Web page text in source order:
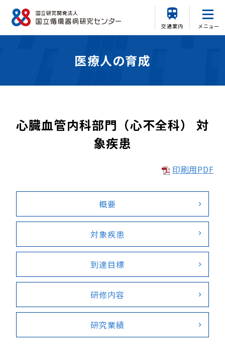
交通案内 メニュー
医療人の育成
心臓血管内科部門（心不全科） 対
象疾患
印刷用PDF
概要
対象疾患
到達目標
研修内容
研究業績